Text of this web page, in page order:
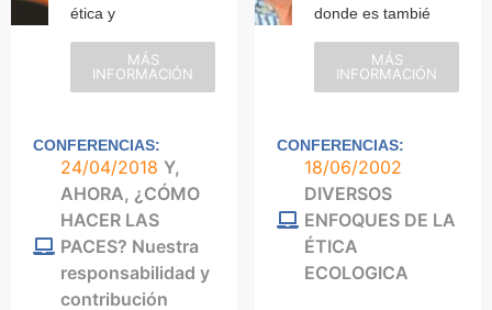
ética y
MÁS
INFORMACIÓN
CONFERENCIAS:
24/04/2018 Y,
AHORA, ¿CÓMO
HACER LAS
PACES? Nuestra
responsabilidad y
contribución
donde es tambié
MÁS
INFORMACIÓN
CONFERENCIAS:
18/06/2002
DIVERSOS
ENFOQUES DE LA
ÉTICA
ECOLOGICA